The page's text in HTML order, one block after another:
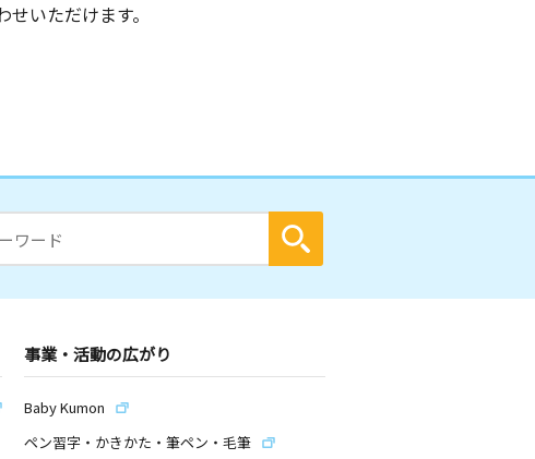
いただけます。
事業・活動の広がり
Baby Kumon
ペン習字・かきかた・筆ペン・毛筆